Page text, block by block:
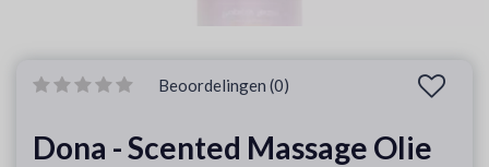
Beoordelingen (0)
Dona - Scented Massage Olie